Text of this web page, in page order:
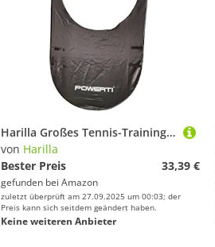
Harilla Großes Tennis-Trainingsziel, Schläger-Trainerringe, Schlagausrüstung, Driving Range, faltbares, langlebiges Zielfenster, Schwarz
von Harilla
Bester Preis
33,39 €
gefunden bei Amazon
zuletzt überprüft am 27.09.2025 um 00:03; der
Preis kann sich seitdem geändert haben.
Keine weiteren Anbieter